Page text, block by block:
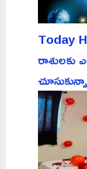
Today
రాశులకు